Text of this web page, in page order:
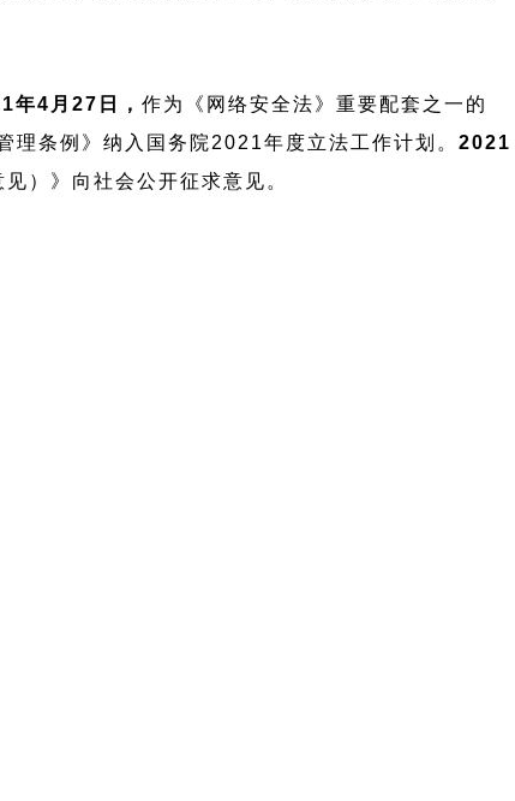
年4月27日， 作为《网络安全法》重要配套之一的
理条例》纳入国务院2021年度立法工作计划。 2021
）》向社会公开征求意见。